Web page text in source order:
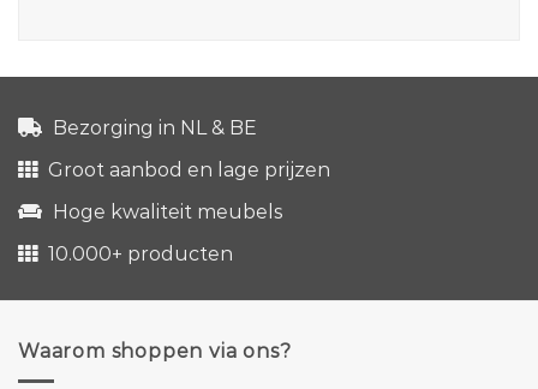
Bezorging in NL & BE
Groot aanbod en lage prijzen
Hoge kwaliteit meubels
10.000+ producten
Waarom shoppen via ons?